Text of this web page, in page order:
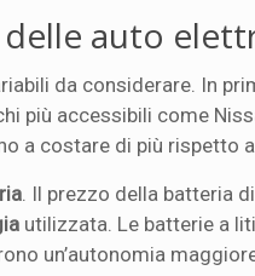
auto
da considerare. In
più accessibili come
a costare di più rispetto
. Il prezzo della batteria
utilizzata. Le batterie a
un’autonomia